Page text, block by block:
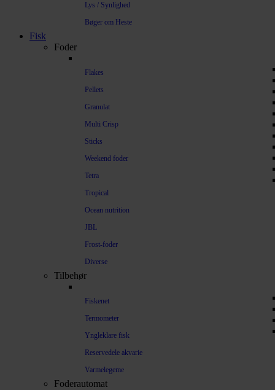
Lys / Synlighed
Bøger om Heste
Fisk
Foder
Flakes
Pellets
Granulat
Multi Crisp
Sticks
Weekend foder
Tetra
Tropical
Ocean nutrition
JBL
Frost-foder
Diverse
Tilbehør
Fiskenet
Termometer
Yngleklare fisk
Reservedele akvarie
Varmelegeme
Foderautomat